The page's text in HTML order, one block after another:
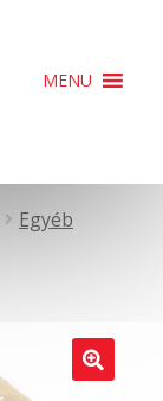
MENU
Egyéb